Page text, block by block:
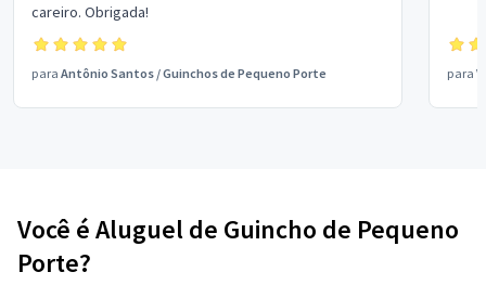
careiro. Obrigada!
para Antônio Santos /Guinchos de Pequeno Porte para
Você é Aluguel de Guincho de Pequeno
Porte?